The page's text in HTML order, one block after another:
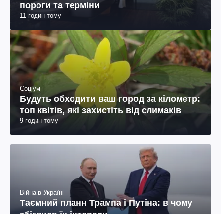
пороги та терміни
11 годин тому
Соціум
Будуть обходити ваш город за кілометр:
топ квітів, які захистіть від слимаків
9 годин тому
Війна в Україні
Таємний планн Трампа і Путіна: в чому